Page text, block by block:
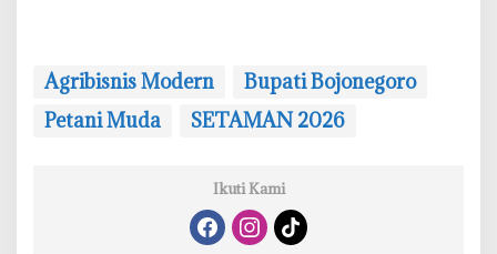
Agribisnis Modern
Bupati Bojonegoro
Petani Muda
‎SETAMAN 2026
Ikuti Kami